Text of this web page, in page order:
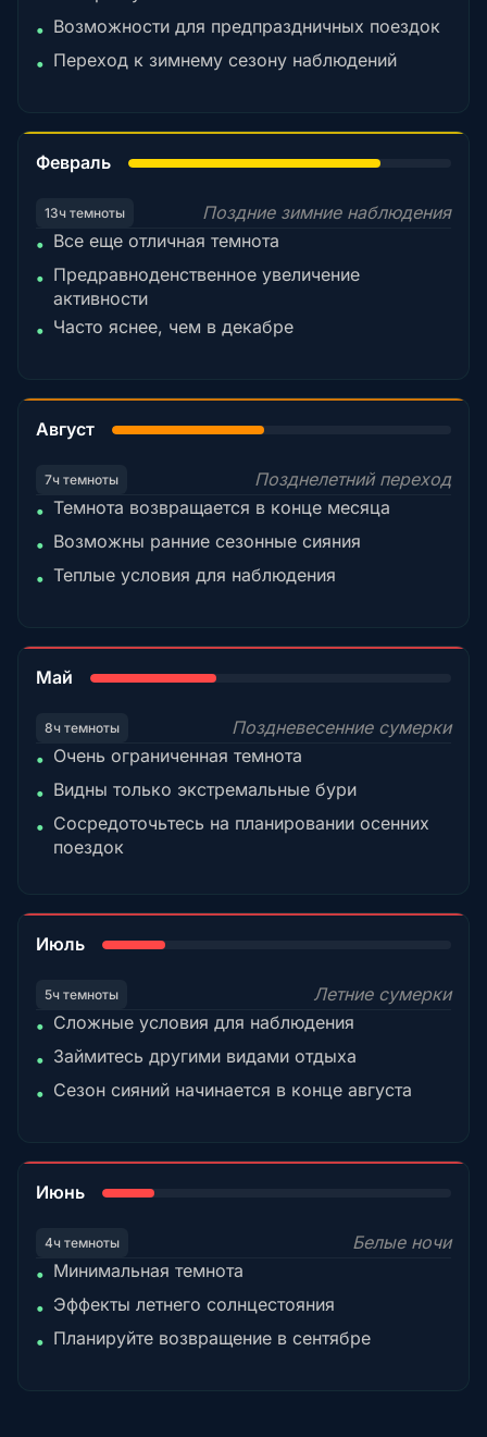
• Возможности для предпраздничных поездок
• Переход к зимнему сезону наблюдений
Февраль
13ч темноты
Поздние зимние наблюдения
• Все еще отличная темнота
• Предравноденственное увеличение
активности
• Часто яснее, чем в декабре
Август
7ч темноты
Позднелетний переход
• Темнота возвращается в конце месяца
• Возможны ранние сезонные сияния
• Теплые условия для наблюдения
Май
8ч темноты
Поздневесенние сумерки
• Очень ограниченная темнота
• Видны только экстремальные бури
• Сосредоточьтесь на планировании осенних
поездок
Июль
5ч темноты
Летние сумерки
• Сложные условия для наблюдения
• Займитесь другими видами отдыха
• Сезон сияний начинается в конце августа
Июнь
4ч темноты
Белые ночи
• Минимальная темнота
• Эффекты летнего солнцестояния
• Планируйте возвращение в сентябре